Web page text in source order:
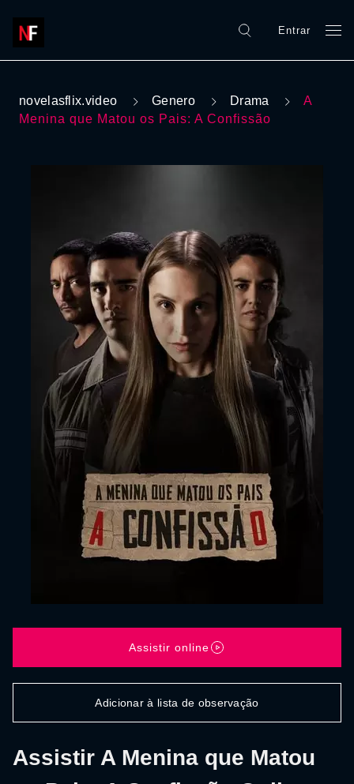
Entrar
novelasflix.video Genero Drama
A
Menina que Matou os Pais: A Confissão
Assistir A Menina que Matou
Assistir online
Adicionar à lista de observação